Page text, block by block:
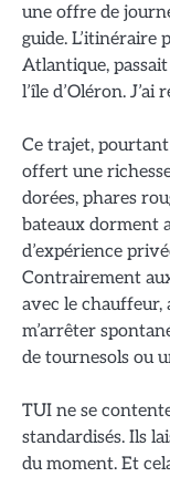
une offre de
guide. L’itinéraire
Atlantique,
l’île d’Oléron.
Ce trajet, pourtant
offert une
dorées, phares
bateaux dorment
d’expérience
Contrairement
avec le chauffeur,
m’arrêter
de tournesols ou
TUI ne se
standardisés. Ils
du moment. Et